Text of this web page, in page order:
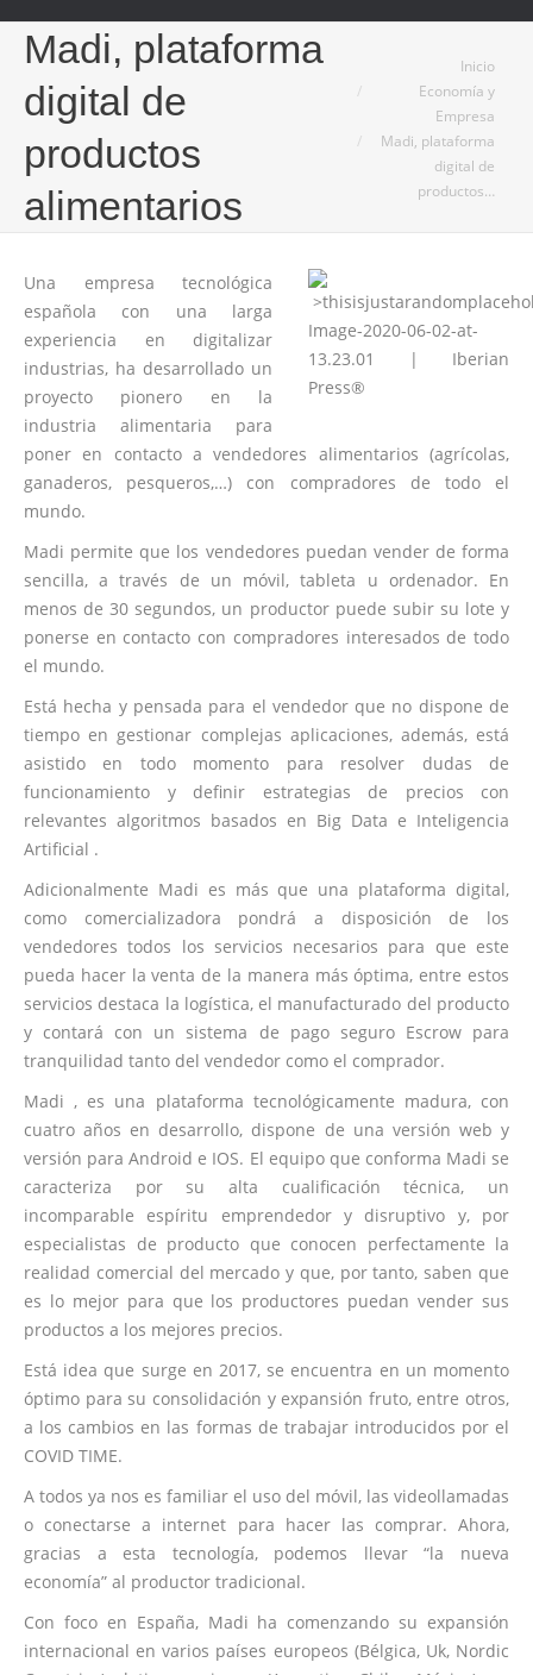
Madi, plataforma
digital de
productos
alimentarios
Inicio
Economía y
Empresa
Madi, plataforma
digital de
productos…
Una empresa tecnológica
española con una larga
experiencia en digitalizar
industrias, ha desarrollado un
proyecto pionero en la
industria alimentaria para
poner en contacto a vendedores alimentarios (agrícolas,
ganaderos, pesqueros,…) con compradores de todo el
mundo.
Madi permite que los vendedores puedan vender de forma
sencilla, a través de un móvil, tableta u ordenador. En
menos de 30 segundos, un productor puede subir su lote y
ponerse en contacto con compradores interesados de todo
el mundo.
Está hecha y pensada para el vendedor que no dispone de
tiempo en gestionar complejas aplicaciones, además, está
asistido en todo momento para resolver dudas de
funcionamiento y definir estrategias de precios con
relevantes algoritmos basados en Big Data e Inteligencia
Artificial .
Adicionalmente Madi es más que una plataforma digital,
como comercializadora pondrá a disposición de los
vendedores todos los servicios necesarios para que este
pueda hacer la venta de la manera más óptima, entre estos
servicios destaca la logística, el manufacturado del producto
y contará con un sistema de pago seguro Escrow para
tranquilidad tanto del vendedor como el comprador.
Madi , es una plataforma tecnológicamente madura, con
cuatro años en desarrollo, dispone de una versión web y
versión para Android e IOS. El equipo que conforma Madi se
caracteriza por su alta cualificación técnica, un
incomparable espíritu emprendedor y disruptivo y, por
especialistas de producto que conocen perfectamente la
realidad comercial del mercado y que, por tanto, saben que
es lo mejor para que los productores puedan vender sus
productos a los mejores precios.
Está idea que surge en 2017, se encuentra en un momento
óptimo para su consolidación y expansión fruto, entre otros,
a los cambios en las formas de trabajar introducidos por el
COVID TIME.
A todos ya nos es familiar el uso del móvil, las videollamadas
o conectarse a internet para hacer las comprar. Ahora,
gracias a esta tecnología, podemos llevar “la nueva
economía” al productor tradicional.
Con foco en España, Madi ha comenzando su expansión
internacional en varios países europeos (Bélgica, Uk, Nordic